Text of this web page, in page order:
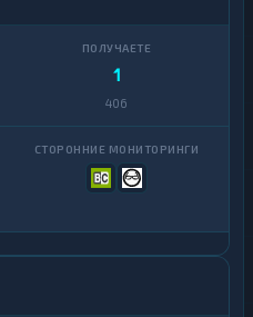
1
406